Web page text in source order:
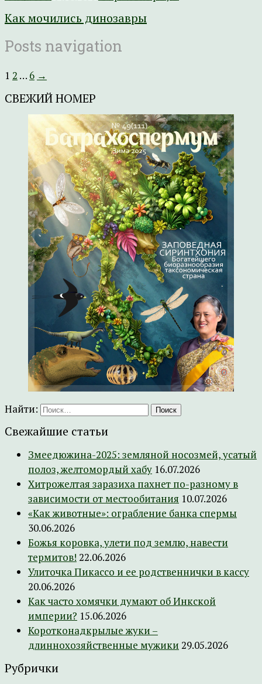
Как мочились динозавры
Posts navigation
1 2 … 6 →
СВЕЖИЙ НОМЕР
Найти:
Свежайшие статьи
Змеедюжина-2025: земляной носозмей, усатый
полоз, желтомордый хабу 16.07.2026
Хитрожелтая заразиха пахнет по-разному в
зависимости от местообитания 10.07.2026
«Как животные»: ограбление банка спермы
30.06.2026
Божья коровка, улети под землю, навести
термитов! 22.06.2026
Улиточка Пикассо и ее родственнички в кассу
20.06.2026
Как часто хомячки думают об Инкской
империи? 15.06.2026
Коротконадкрылые жуки –
длиннохозяйственные мужики 29.05.2026
Рубрички